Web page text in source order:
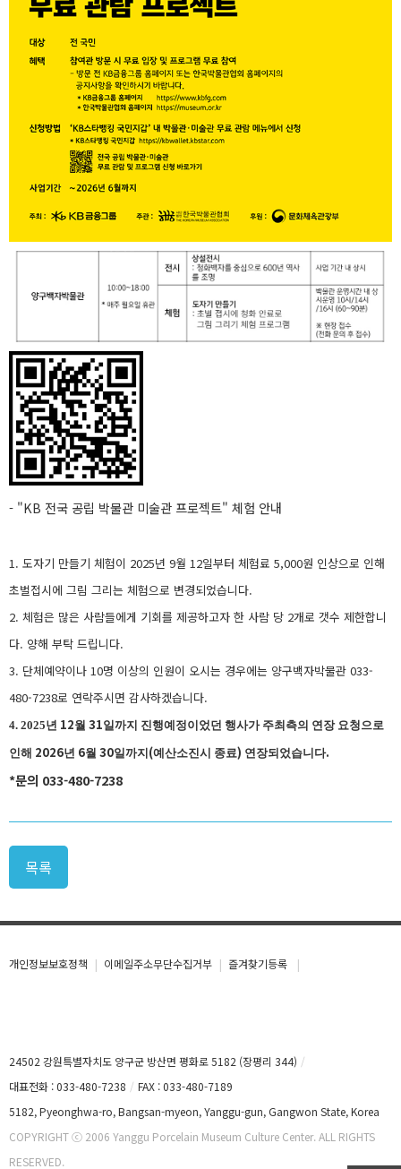
- "KB 전국 공립 박물관 미술관 프로젝트" 체험 안내
1. 도자기 만들기 체험이 2025년 9월 12일부터 체험료 5,000원 인상으로 인해
초벌접시에 그림 그리는 체험으로 변경되었습니다.
2. 체험은 많은 사람들에게 기회를 제공하고자 한 사람 당 2개로 갯수 제한합니
다. 양해 부탁 드립니다.
3. 단체예약이나 10명 이상의 인원이 오시는 경우에는 양구백자박물관 033-
480-7238로 연락주시면 감사하겠습니다.
4. 2025년 12월 31일까지 진행예정이었던 행사가 주최측의 연장 요청으로
인해 2026년 6월 30일까지 (예산소진시 종료) 연장되었습니다.
*문의 033-480-7238
목록
개인정보보호정책 이메일주소무단수집거부 즐겨찾기등록
24502 강원특별자치도 양구군 방산면 평화로 5182 (장평리 344)
대표전화 : 033-480-7238
FAX : 033-480-7189
5182, Pyeonghwa-ro, Bangsan-myeon, Yanggu-gun, Gangwon State, Korea
COPYRIGHT ⓒ 2006 Yanggu Porcelain Museum Culture Center. ALL RIGHTS
RESERVED.